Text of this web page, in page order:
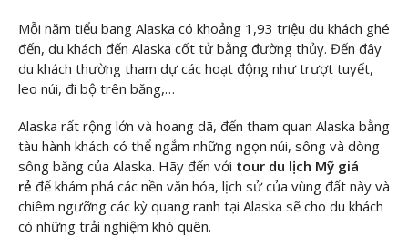
Mỗi năm tiểu bang Alaska có khoảng 1,93 triệu du khách ghé
đến, du khách đến Alaska cốt tử bằng đường thủy. Đến đây
du khách thường tham dự các hoạt động như trượt tuyết,
leo núi, đi bộ trên băng,…
Alaska rất rộng lớn và hoang dã, đến tham quan Alaska bằng
tàu hành khách có thể ngắm những ngọn núi, sông và dòng
sông băng của Alaska. Hãy đến với tour du lịch Mỹ giá
rẻ để khám phá các nền văn hóa, lịch sử của vùng đất này và
chiêm ngưỡng các kỳ quang ranh tại Alaska sẽ cho du khách
có những trải nghiệm khó quên.